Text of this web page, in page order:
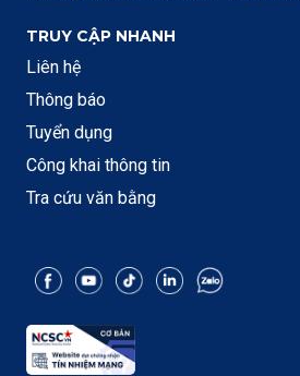
TRUY CẬP NHANH
Liên hệ
Thông báo
Tuyển dụng
Công khai thông tin
Tra cứu văn bằng